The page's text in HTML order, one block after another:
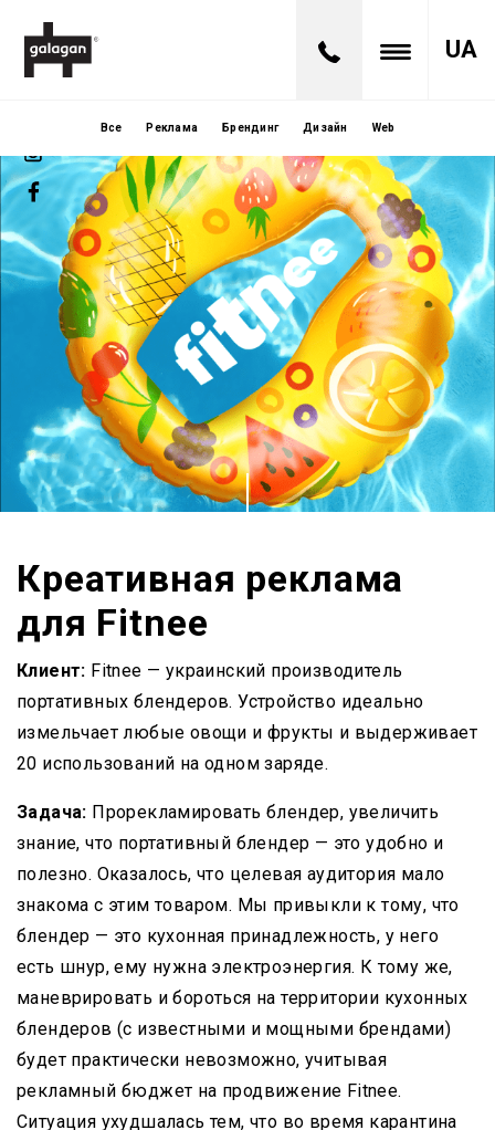
Все Реклама Брендинг Дизайн Web
UA
Креативная реклама
для Fitnee
Клиент: Fitnee — украинский производитель
портативных блендеров. Устройство идеально
измельчает любые овощи и фрукты и выдерживает
20 использований на одном заряде.
Задача: Прорекламировать блендер, увеличить
знание, что портативный блендер — это удобно и
полезно. Оказалось, что целевая аудитория мало
знакома с этим товаром. Мы привыкли к тому, что
блендер — это кухонная принадлежность, у него
есть шнур, ему нужна электроэнергия. К тому же,
маневрировать и бороться на территории кухонных
блендеров (с известными и мощными брендами)
будет практически невозможно, учитывая
рекламный бюджет на продвижение Fitnee.
Ситуация ухудшалась тем, что во время карантина